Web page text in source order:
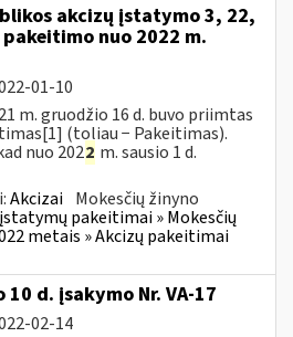
akcizų įstatymo 3, 22,
nuo 2022 m.
01-10
m. gruodžio 16 d. buvo priimtas
(toliau − Pakeitimas).
nuo 2022 m. sausio 1 d.
Akcizai Mokesčių žinyno
pakeitimai » Mokesčių
metais » Akcizų pakeitimai
d. įsakymo Nr. VA-17
02-14